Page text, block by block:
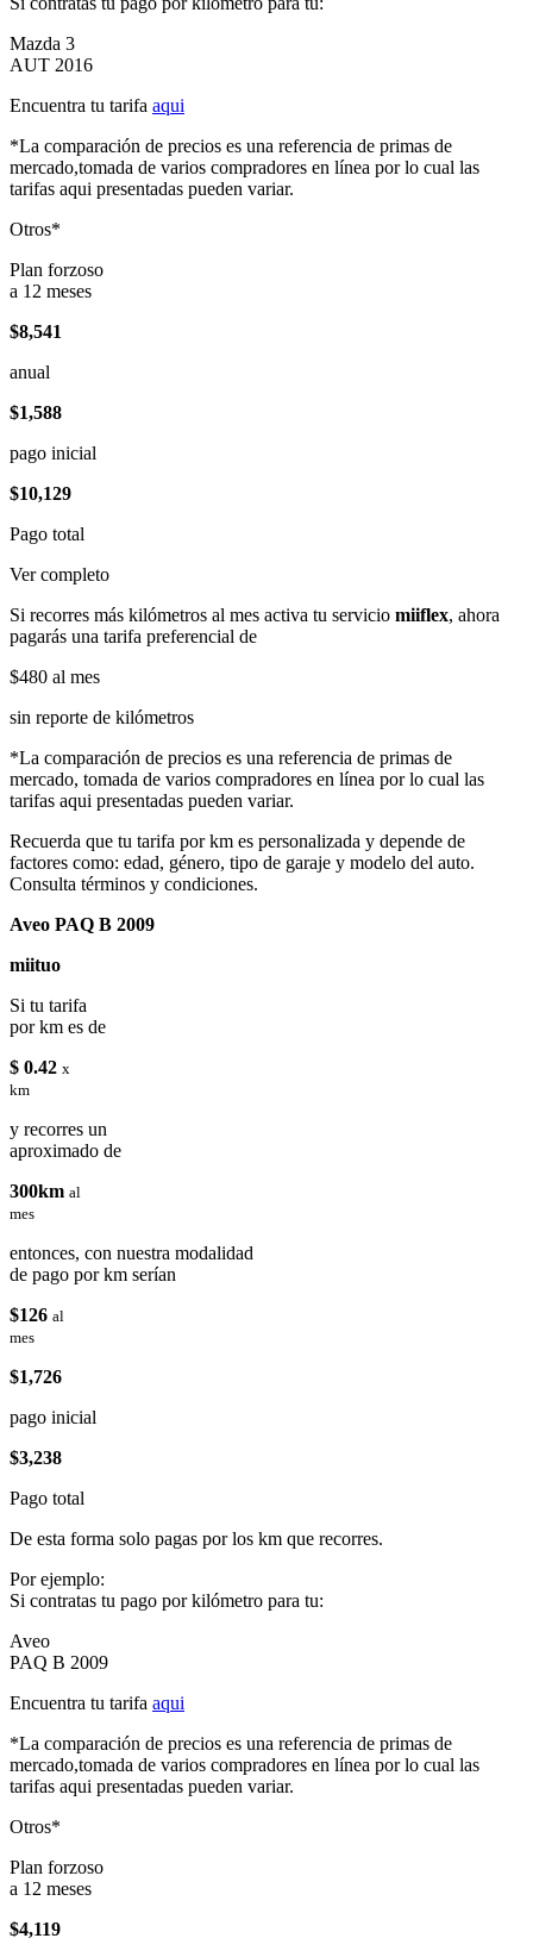
Mazda 3
AUT 2016
Encuentra tu tarifa aqui
*La comparación de precios es una referencia de primas de
mercado,tomada de varios compradores en línea por lo cual las
tarifas aqui presentadas pueden variar.
Otros*
Plan forzoso
a 12 meses
$8,541
anual
$1,588
pago inicial
$10,129
Pago total
Ver completo
Si recorres más kilómetros al mes activa tu servicio miiflex, ahora
pagarás una tarifa preferencial de
$480 al mes
sin reporte de kilómetros
*La comparación de precios es una referencia de primas de
mercado, tomada de varios compradores en línea por lo cual las
tarifas aqui presentadas pueden variar.
Recuerda que tu tarifa por km es personalizada y depende de
factores como: edad, género, tipo de garaje y modelo del auto.
Consulta términos y condiciones.
Aveo PAQ B 2009
miituo
Si tu tarifa
por km es de
$ 0.42 x
km
y recorres un
aproximado de
300km al
mes
entonces, con nuestra modalidad
de pago por km serían
$126 al
mes
$1,726
pago inicial
$3,238
Pago total
De esta forma solo pagas por los km que recorres.
Por ejemplo:
Si contratas tu pago por kilómetro para tu:
Aveo
PAQ B 2009
Encuentra tu tarifa aqui
*La comparación de precios es una referencia de primas de
mercado,tomada de varios compradores en línea por lo cual las
tarifas aqui presentadas pueden variar.
Otros*
Plan forzoso
a 12 meses
$4,119